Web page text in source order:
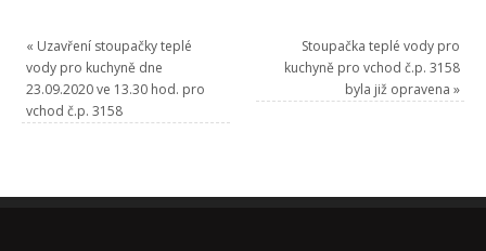
« Uzavření stoupačky teplé
vody pro kuchyně dne
23.09.2020 ve 13.30 hod. pro
vchod č.p. 3158
Stoupačka teplé vody pro
kuchyně pro vchod č.p. 3158
byla již opravena »